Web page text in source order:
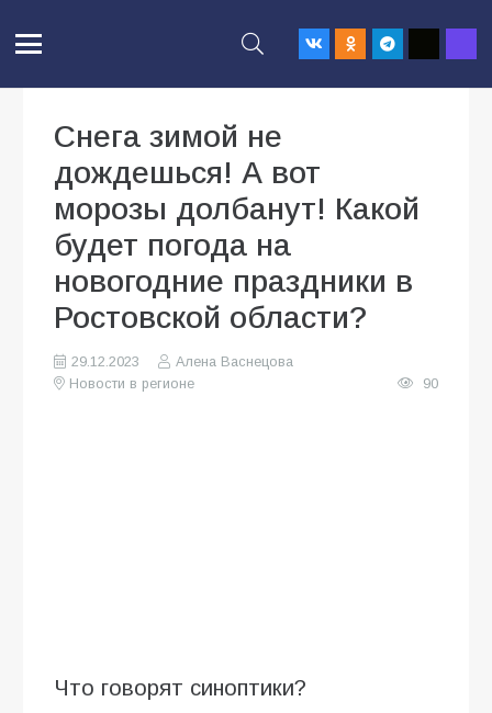
Снега зимой не
дождешься! А вот
морозы долбанут! Какой
будет погода на
новогодние праздники в
Ростовской области?
29.12.2023
Алена Васнецова
Новости в регионе
90
Что говорят синоптики?